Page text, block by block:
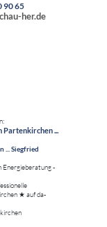
90 65
her.de
Partenkirchen ...
... Siegfried
Energieberatung -
★ auf da-